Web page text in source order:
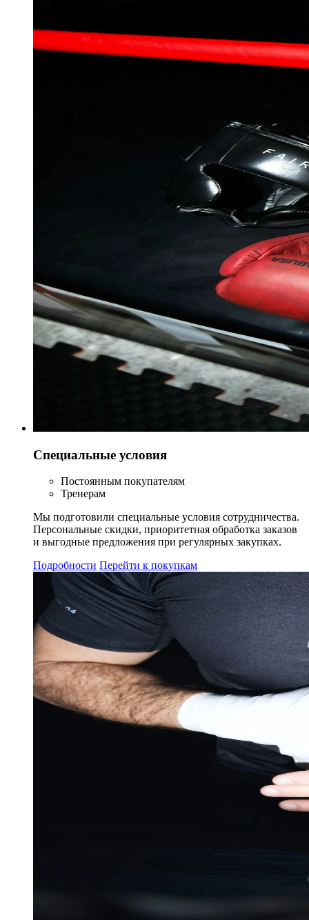
Специальные условия
Постоянным покупателям
Тренерам
Мы подготовили специальные условия сотрудничества.
Персональные скидки, приоритетная обработка заказов
и выгодные предложения при регулярных закупках.
Подробности Перейти к покупкам